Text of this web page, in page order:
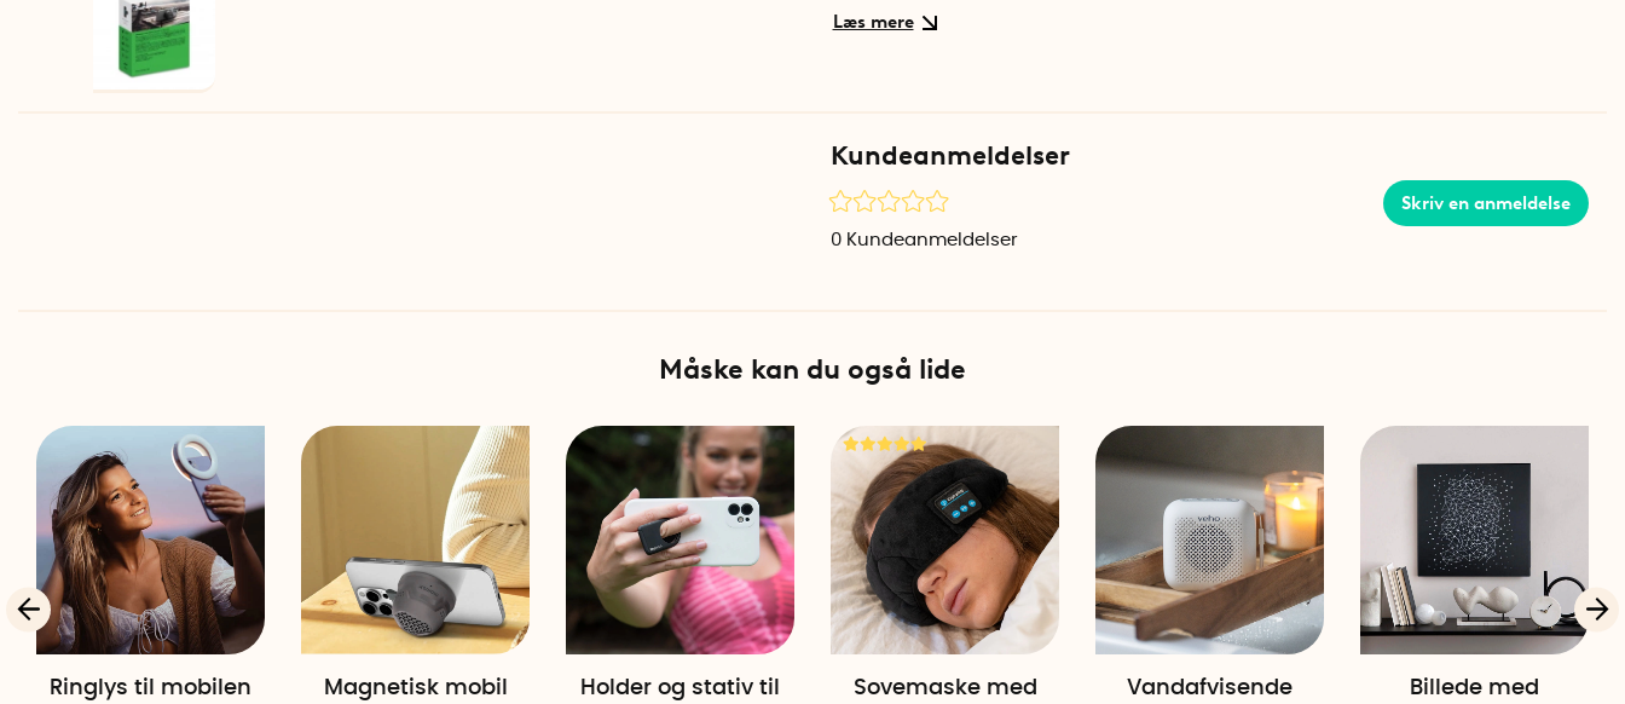
Vandtæt design
Med IPX6-klassificering står højtaleren imod kraftige vandstænk. Du kan uden
problemer bruge den i bruseren, ved vasken eller i dugregn, uden at bekymre dig for
Det indbyggede batteri på 700 mAh giver op til 12 timers spiltid på en opladning. Når
mindre end tre timer.
Let og portable
Med en vægt på kun 80 gram og en kompakt form (62 mm i diameter og 40,5 mm
dyb) er højtaleren nem at flytte mellem rum eller tage med til sommerhuset. Den
medfølgende karabinhage gør det muligt at hænge den på en krog eller hylde.
Kompatibel med alle enheder
Højtaleren bruger Bluetooth 5.3 for stabil og hurtig forbindelse, med en rækkevidde
Kundeanmeldelser
Skriv en anmeldelse
0 Kundeanmeldelser
Måske kan du også lide
Ringlys til mobilen
Magnetisk mobil
Holder og stativ til
Sovemaske med
Vandafvisende
Billede med